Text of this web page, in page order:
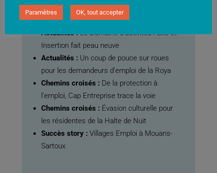
Portrait 3D :Julie Racé, Directrice des
Ressources Humaines
Actualités :Le Domaine d’activités Asile et
Insertion fait peau neuve
Actualités : Un coup de pouce sur roues
pour les demandeurs d’emploi de la Roya
Chemins croisés : De la protection à
l’emploi, Cap Entreprise trace la voie
Chemins croisés : Évasion culturelle pour
les résidentes de la Halte de Nuit
Succès story : Villages Emploi à Mouans-
Sartoux
Paramètres OK, tout accepter